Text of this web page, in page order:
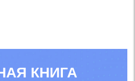
КНИГА